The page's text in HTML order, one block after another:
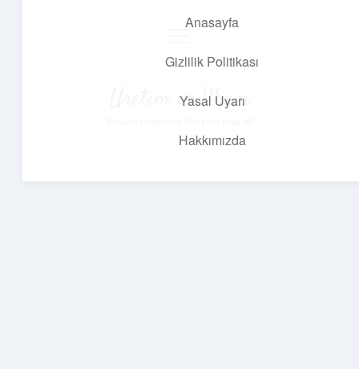
Anasayfa
Gizlilik Politikası
Yasal Uyarı
Hakkımızda
Üretim ve İlham